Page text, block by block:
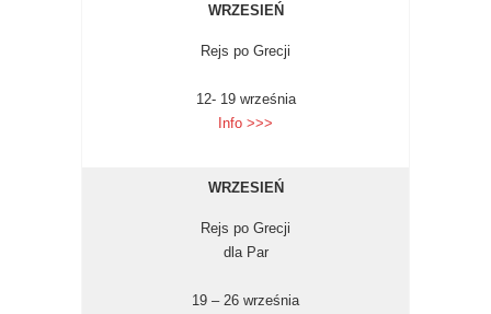
WRZESIEŃ
Rejs po Grecji
12- 19 września
Info >>>
WRZESIEŃ
Rejs po Grecji
dla Par
19 – 26 września